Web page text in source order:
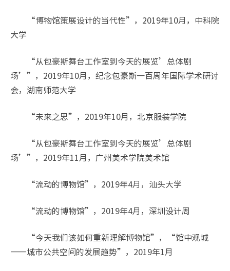
“博物馆策展设计的当代性”，2019年10月，中科院
大学
“从包豪斯舞台工作室到今天的展览’总体剧
场’”，2019年10月，纪念包豪斯一百周年国际学术研讨
会，湖南师范大学
“未来之思”，2019年10月，北京服装学院
“从包豪斯舞台工作室到今天的展览’总体剧
场’”，2019年11月，广州美术学院美术馆
“流动的博物馆”，2019年4月，汕头大学
“流动的博物馆”，2019年4月，深圳设计周
“今天我们该如何重新理解博物馆”，“馆中观城
——城市公共空间的发展趋势”，2019年1月